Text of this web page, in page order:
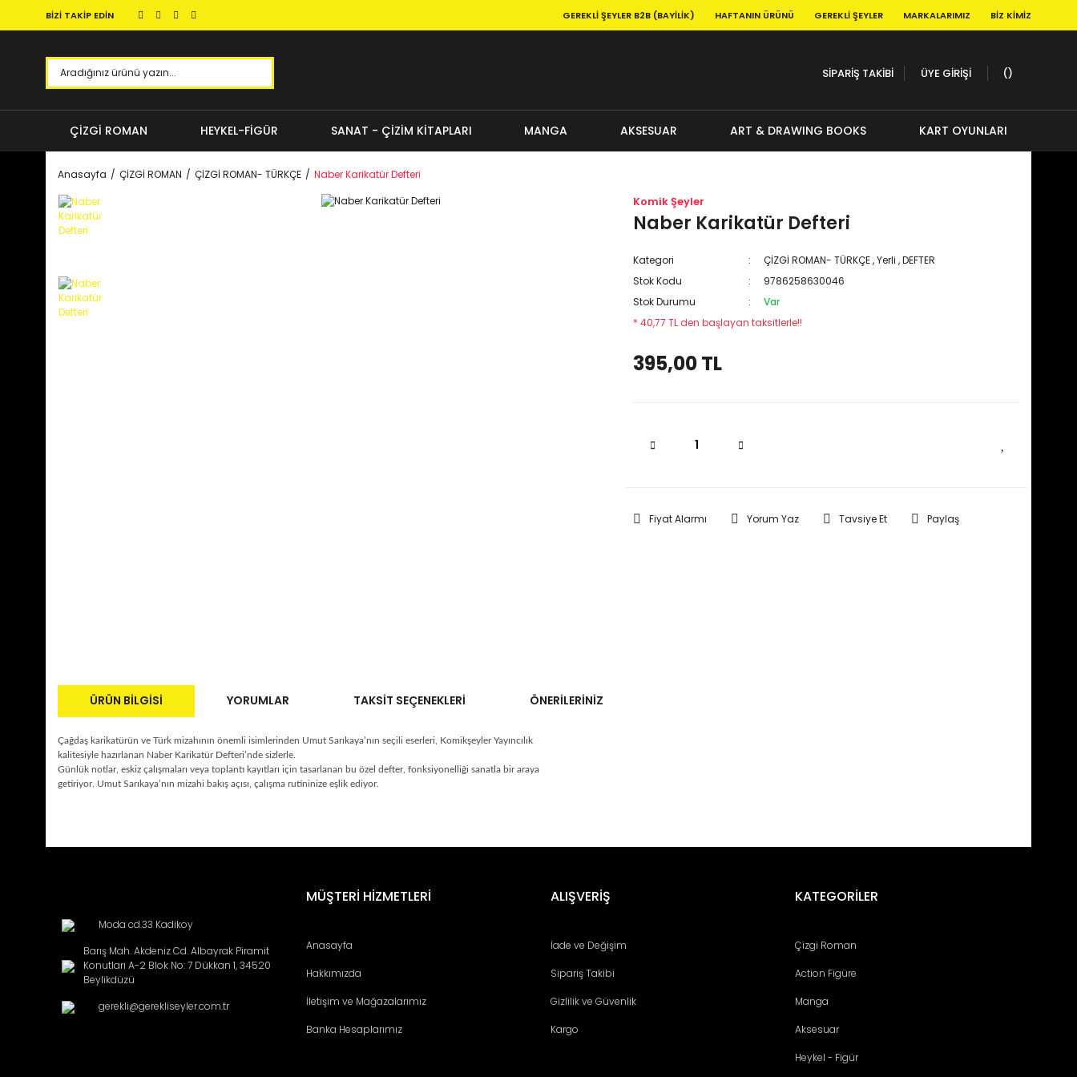
BİZİ TAKİP EDİN GEREKLI ŞEYLER B2B (BAYILIK) HAFTANIN ÜRÜNÜ GEREKLI ŞEYLER MARKALARIMIZ BIZ KIMIZ
SİPARİŞ TAKİBİ ÜYE GİRİŞİ
ÇİZGİ ROMAN HEYKEL-FİGÜR SANAT - ÇİZİM KİTAPLARI MANGA AKSESUAR ART & DRAWING BOOKS KART OYUNLARI
Anasayfa ÇİZGİ ROMAN ÇİZGİ ROMAN- TÜRKÇE Naber Karikatür Defteri
Komik Şeyler
Naber Karikatür Defteri
Kategori ÇİZGİ ROMAN- TÜRKÇE,Yerli ,DEFTER
Stok Kodu
9786258630046
Stok Durumu
Var
* 40,77 TL den başlayan taksitlerle!!
395,00 TL
Fiyat Alarmı Yorum Yaz Tavsiye Et Paylaş
ÜRÜN BILGISI YORUMLAR TAKSIT SEÇENEKLERI ÖNERILERINIZ
Çağdaş karikatürün ve Türk mizahının önemli isimlerinden Umut Sarıkaya’nın seçili eserleri, Komikşeyler Yayıncılık
kalitesiyle hazırlanan Naber Karikatür Defteri’nde sizlerle.
Günlük notlar, eskiz çalışmaları veya toplantı kayıtları için tasarlanan bu özel defter, fonksiyonelliği sanatla bir araya
getiriyor. Umut Sarıkaya’nın mizahi bakış açısı, çalışma rutininize eşlik ediyor.
Yorum Yaz
Görüş ve önerileriniz için teşekkür ederiz.
Ürün bilgilerinde hatalar bulunuyor.
Ürün fiyatı diğer sitelerden daha pahalı.
Bu ürüne benzer farklı alternatifler olmalı.
Moda cd.33 Kadikoy
Barış Mah. Akdeniz Cd. Albayrak Piramit
Konutları A-2 Blok No: 7 Dükkan 1, 34520
Beylikdüzü
gerekli@gerekliseyler.com.tr
MÜŞTERİ HİZMETLERİ
Anasayfa
Hakkımızda
İletişim ve Mağazalarımız
Banka Hesaplarımız
ALIŞVERİŞ
İade ve Değişim
Sipariş Takibi
Gizlilik ve Güvenlik
Kargo
KATEGORİLER
Çizgi Roman
Action Figüre
Manga
Aksesuar
Heykel - Figür